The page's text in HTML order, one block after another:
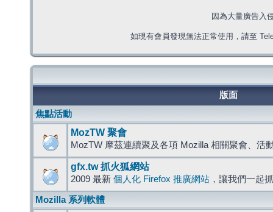
因為大量廣告入
如現有會員發現無法正常使用，請至
版面
焦點活動
MozTW 聚會
MozTW 摩茲連續聚及各項 Mozilla 相關聚會、活
gfx.tw 抓火狐網站
2009 最新 個人化 Firefox 推廣網站 ，讓我們一起
Mozilla 系列軟體